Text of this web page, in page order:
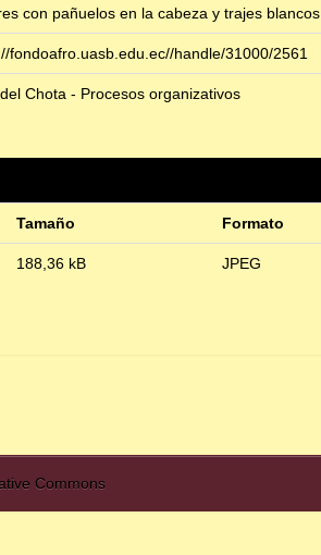
con pañuelos en la cabeza y trajes blancos
fondoafro.uasb.edu.ec//handle/31000/2561
Chota - Procesos organizativos
Tamaño Formato
188,36 kB JPEG
Commons